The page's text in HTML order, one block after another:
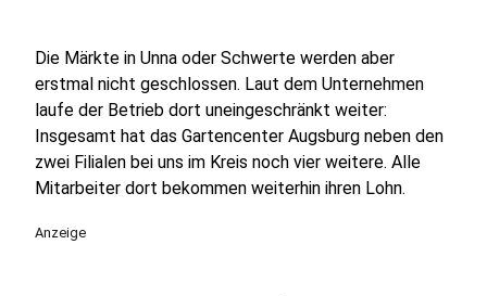
Die Märkte in Unna oder Schwerte werden aber
erstmal nicht geschlossen. Laut dem Unternehmen
laufe der Betrieb dort uneingeschränkt weiter:
Insgesamt hat das Gartencenter Augsburg neben den
zwei Filialen bei uns im Kreis noch vier weitere. Alle
Mitarbeiter dort bekommen weiterhin ihren Lohn.
Anzeige